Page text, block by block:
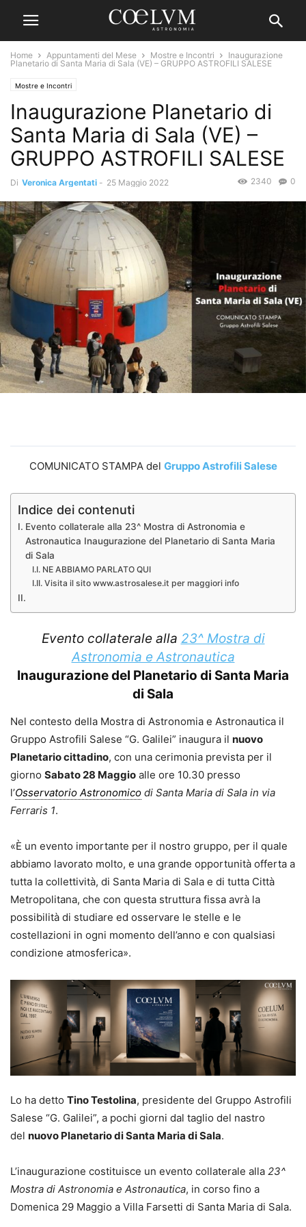
Home Appuntamenti del Mese Mostre e Incontri
Inaugurazione
Planetario di Santa Maria di Sala (VE) – GRUPPO ASTROFILI SALESE
Mostre e Incontri
Inaugurazione Planetario di
Santa Maria di Sala (VE) –
GRUPPO ASTROFILI SALESE
Di Veronica Argentati - 25 Maggio 2022 0
2340
COMUNICATO STAMPA del Gruppo Astrofili Salese
Indice dei contenuti
Evento collaterale alla 23^ Mostra di Astronomia e
Astronautica Inaugurazione del Planetario di Santa Maria
di Sala
NE ABBIAMO PARLATO QUI
Visita il sito www.astrosalese.it per maggiori info
Evento collaterale alla 23^ Mostra di
Astronomia e Astronautica
Inaugurazione del Planetario di Santa Maria
di Sala
Nel contesto della Mostra di Astronomia e Astronautica il
Gruppo Astrofili Salese “G. Galilei” inaugura il nuovo
Planetario cittadino, con una cerimonia prevista per il
giorno Sabato 28 Maggio alle ore 10.30 presso
l’Osservatorio Astronomico di Santa Maria di Sala in via
Ferraris 1.
«È un evento importante per il nostro gruppo, per il quale
abbiamo lavorato molto, e una grande opportunità offerta a
tutta la collettività, di Santa Maria di Sala e di tutta Città
Metropolitana, che con questa struttura fissa avrà la
possibilità di studiare ed osservare le stelle e le
costellazioni in ogni momento dell’anno e con qualsiasi
condizione atmosferica».
Lo ha detto Tino Testolina, presidente del Gruppo Astrofili
Salese “G. Galilei”, a pochi giorni dal taglio del nastro
del nuovo Planetario di Santa Maria di Sala.
L’inaugurazione costituisce un evento collaterale alla 23^
Mostra di Astronomia e Astronautica, in corso fino a
Domenica 29 Maggio a Villa Farsetti di Santa Maria di Sala.